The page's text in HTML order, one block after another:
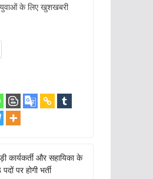
के लिए खुशखबरी
कार्यकर्ती और सहायिका के
पर होगी भर्ती